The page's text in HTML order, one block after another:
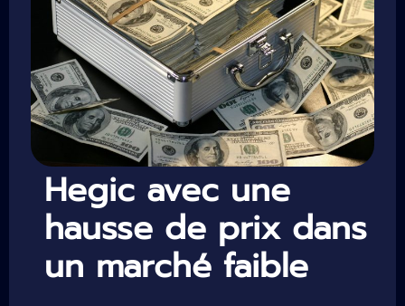
Hegic avec une
hausse de prix dans
un marché faible